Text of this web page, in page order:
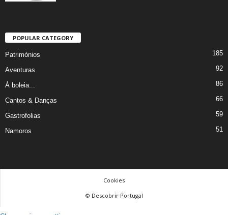
POPULAR CATEGORY
Patrimónios 185
Aventuras 92
À boleia... 86
Cantos & Danças 66
Gastrofolias 59
Namoros 51
Cookies
© Descobrir Portugal